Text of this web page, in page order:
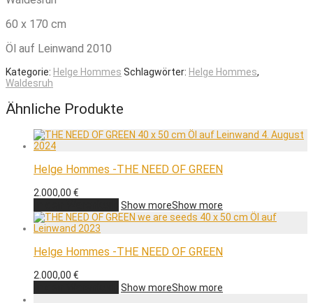
60 x 170 cm
Öl auf Leinwand 2010
Kategorie: Helge Hommes Schlagwörter: Helge Hommes,
Waldesruh
Ähnliche Produkte
Helge Hommes -THE NEED OF GREEN
2.000,00 €
Show moreShow more
Helge Hommes -THE NEED OF GREEN
2.000,00 €
Show moreShow more